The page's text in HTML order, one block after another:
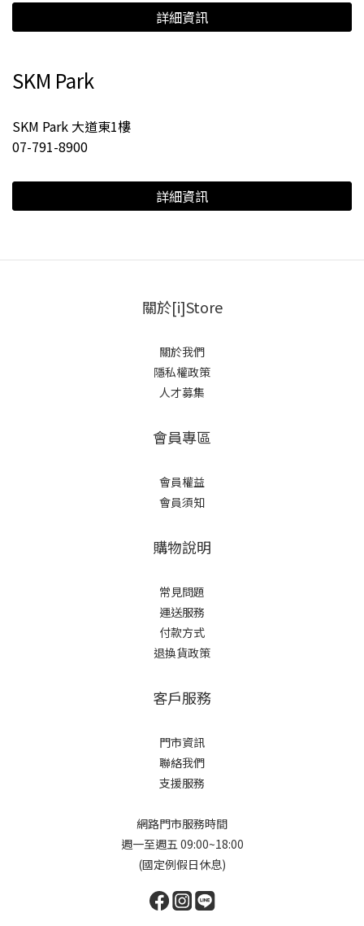
詳細資訊
SKM Park
SKM Park 大道東1樓
07-791-8900
詳細資訊
關於[i]Store
關於我們
隱私權政策
人才募集
會員專區
會員權益
會員須知
購物說明
常見問題
運送服務
付款方式
退換貨政策
客戶服務
門市資訊
聯絡我們
支援服務
網路門市服務時間
週一至週五 09:00~18:00
(國定例假日休息)